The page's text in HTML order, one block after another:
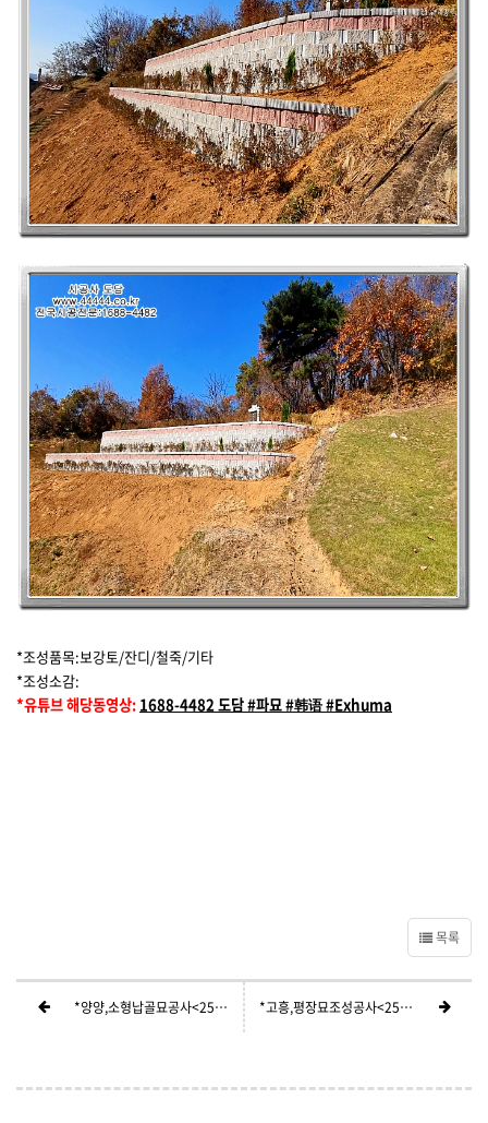
*조성품목:보강토/잔디/철죽/기타
*조성소감:
*유튜브 해당동영상: 1688-4482 도담 #파묘 #韩语 #Exhuma
목록
*양양,소형납골묘공사<254> *고흥,평장묘조성공사<252>